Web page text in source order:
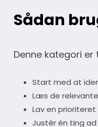
Sådan
Denne kategori
Start med at
Læs de
Lav en
Justér én ting